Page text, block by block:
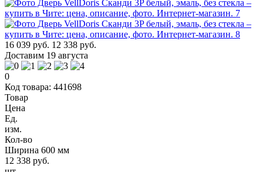
16 039 руб. 12 338 руб.
Доставим 19 августа
0
Код товара: 441698
Товар
Цена
Ед.
изм.
Кол-во
Ширина 600 мм
12 338 руб.